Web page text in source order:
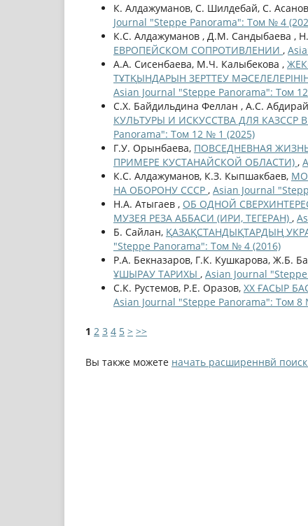
К. Алдажуманов, С. Шилдебай, С.
Journal "Steppe Panorama": Том № 4
К.С. Алдажуманов , Д.М. Сандыбаева ,
ЕВРОПЕЙСКОМ СОПРОТИВЛЕНИИ ,
А.А. Сисенбаева, М.Ч. Калыбекова ,
ТҰТҚЫНДАРЫН ЗЕРТТЕУ
Asian Journal "Steppe Panorama": Том
С.Х. Байдильдина Феллан , А.С.
КУЛЬТУРЫ И ИСКУССТВА ДЛЯ КАЗССР
Panorama": Том 12 № 1 (2025)
Г.У. Орынбаева, ПОВСЕДНЕВНАЯ
ПРИМЕРЕ КУСТАНАЙСКОЙ ОБЛАСТИ) ,
К.С. Алдажуманов, К.З. Кыпшакбаев,
НА ОБОРОНУ СССР , Asian Journal
Н.А. Атыгаев , ОБ ОДНОЙ
МУЗЕЯ РЕЗА АББАСИ (ИРИ, ТЕГЕРАН) ,
Б. Сайлан, ҚАЗАҚСТАНДЫҚТАРДЫҢ
"Steppe Panorama": Том № 4 (2016)
Р.А. Бекназаров, Г.К. Кушкарова, Ж.Б.
ҰШЫРАУ ТАРИХЫ , Asian Journal
С.К. Рустемов, Р.Е. Оразов, ХХ ҒАСЫР
Asian Journal "Steppe Panorama": Том 8
1 2 3 4 5 > >>
Вы также можете начать расширеннвй